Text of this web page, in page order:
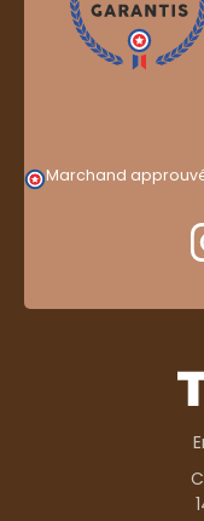
Marchand